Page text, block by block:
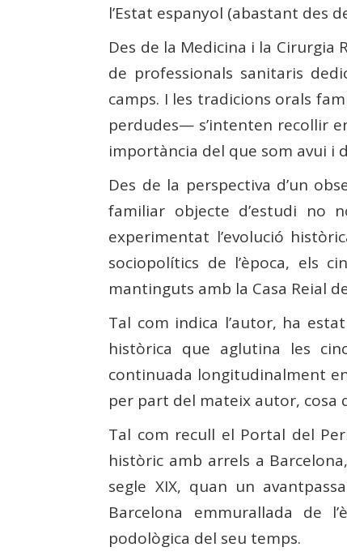
l’Estat espanyol (abastant des
Des de la Medicina i la Cirurgia
de professionals sanitaris
camps. I les tradicions orals
perdudes— s’intenten recollir
importància del que som avui i
Des de la perspectiva d’un
familiar objecte d’estudi no
experimentat l’evolució
sociopolítics de l’època, els
mantinguts amb la Casa Reial
Tal com indica l’autor, ha
històrica que aglutina les
continuada longitudinalment
per part del mateix autor, cosa
Tal com recull el Portal del
històric amb arrels a
segle XIX, quan un
Barcelona emmurallada de
podològica del seu temps.